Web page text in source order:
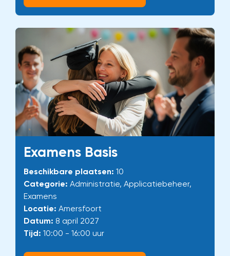
Examens Basis
Beschikbare plaatsen: 10
Categorie: Administratie, Applicatiebeheer,
Examens
Locatie: Amersfoort
Datum: 8 april 2027
Tijd: 10:00 - 16:00 uur